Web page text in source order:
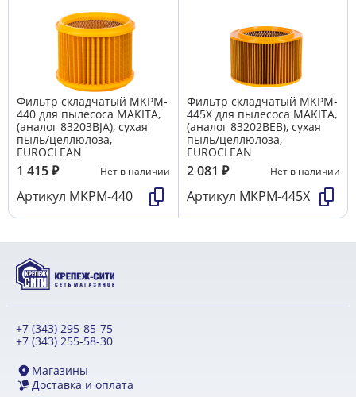
Фильтр складчатый MKPM-
440 для пылесоса MAKITA,
(аналог 83203BJA), сухая
пыль/целлюлоза,
EUROCLEAN
1 415₽ Нет в наличии
Артикул MKPM-440
Фильтр складчатый MKPM-
445X для пылесоса MAKITA,
(аналог 83202BEB), сухая
пыль/целлюлоза,
EUROCLEAN
2 081 ₽ Нет в наличии
Артикул MKPM-445X
+7 (343) 295-85-75
+7 (343) 255-58-30
Магазины
Доставка и оплата